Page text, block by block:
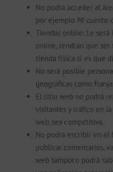
No podrá acceder al
por ejemplo Mi cuenta,
Tiendas online: Le
online, tendrán que
tienda física si es que
No será posible
geográficas como
El sitio web no podrá
visitantes y tráfico en
web sea competitiva.
No podrá escribir en el
publicar comentarios,
web tampoco podrá